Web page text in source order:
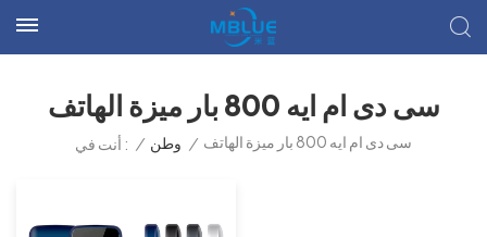
سى دى ام ايه 800 بار ميزة الهاتف
أنت في : / وطن / سى دى ام ايه 800 بار ميزة الهاتف